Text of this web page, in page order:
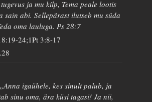
ja mu kilp, Tema peale lootis
sain abi. Sellepärast ilutseb mu süda
oma lauluga. Ps 28:7
24;1Pt 3:8-17
igaühele, kes sinult palub, ja
sinu oma, ära küsi tagasi! Ja nii,